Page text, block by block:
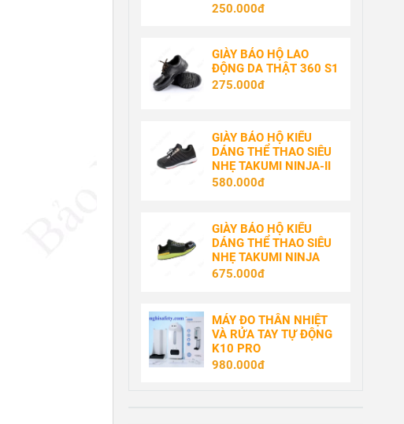
250.000đ
GIÀY BẢO HỘ LAO
ĐỘNG DA THẬT 360 S1
275.000đ
GIÀY BẢO HỘ KIỂU
DÁNG THỂ THAO SIÊU
NHẸ TAKUMI NINJA-II
580.000đ
GIÀY BẢO HỘ KIỂU
DÁNG THỂ THAO SIÊU
NHẸ TAKUMI NINJA
675.000đ
MÁY ĐO THÂN NHIỆT
VÀ RỬA TAY TỰ ĐỘNG
K10 PRO
980.000đ